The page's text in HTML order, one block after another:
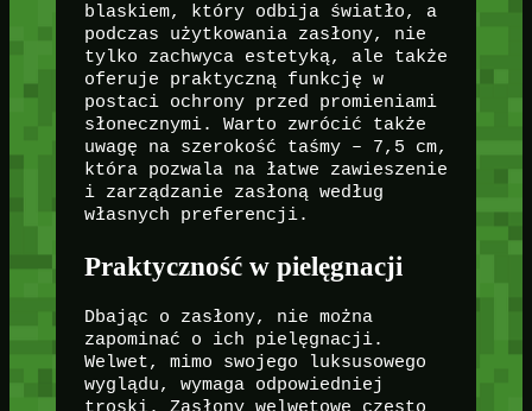
blaskiem, który odbija światło, a
podczas użytkowania zasłony, nie
tylko zachwyca estetyką, ale także
oferuje praktyczną funkcję w
postaci ochrony przed promieniami
słonecznymi. Warto zwrócić także
uwagę na szerokość taśmy – 7,5 cm,
która pozwala na łatwe zawieszenie
i zarządzanie zasłoną według
własnych preferencji.
Praktyczność w pielęgnacji
Dbając o zasłony, nie można
zapominać o ich pielęgnacji.
Welwet, mimo swojego luksusowego
wyglądu, wymaga odpowiedniej